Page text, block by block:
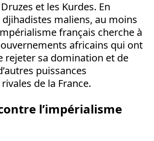
et les Kurdes. En
maliens, au moins
français cherche à
africains qui ont
rejeter sa domination et de
puissances
de la France.
l’impérialisme